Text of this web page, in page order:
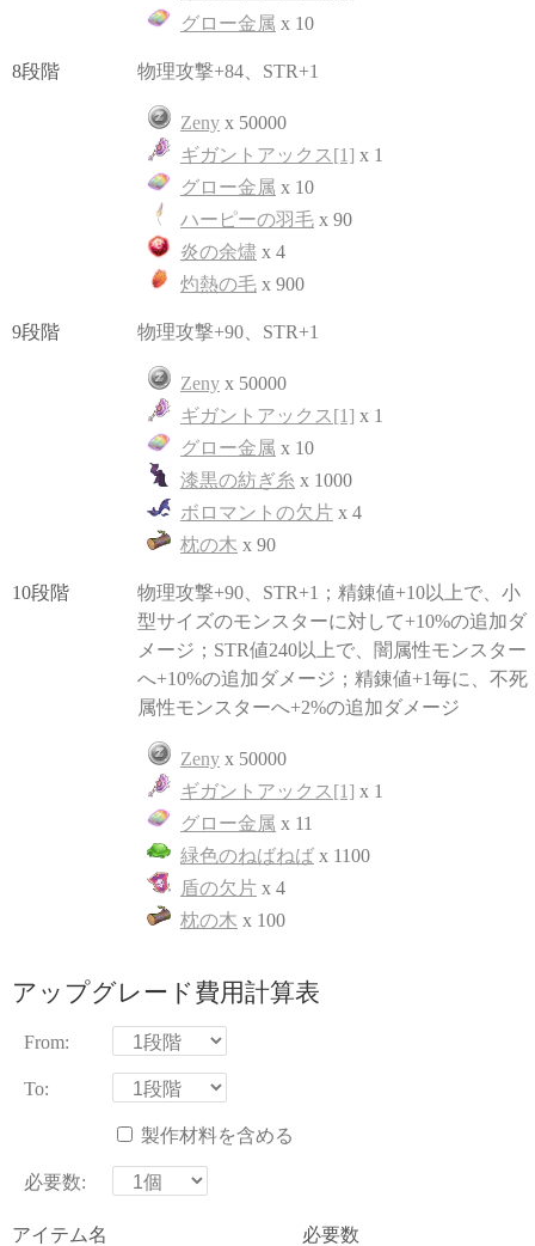
グロー金属 x 10
8段階 物理攻撃+84、STR+1
Zeny x 50000
ギガントアックス[1] x 1
グロー金属 x 10
ハーピーの羽毛 x 90
炎の余燼 x 4
灼熱の毛 x 900
9段階 物理攻撃+90、STR+1
Zeny x 50000
ギガントアックス[1] x 1
グロー金属 x 10
漆黒の紡ぎ糸 x 1000
ボロマントの欠片 x 4
枕の木 x 90
10段階
物理攻撃+90、STR+1；精錬値+10以上で、小
型サイズのモンスターに対して+10%の追加ダ
メージ；STR値240以上で、闇属性モンスター
へ+10%の追加ダメージ；精錬値+1毎に、不死
属性モンスターへ+2%の追加ダメージ
Zeny x 50000
ギガントアックス[1] x 1
グロー金属 x 11
緑色のねばねば x 1100
盾の欠片 x 4
枕の木 x 100
アップグレード費用計算表
From:
To:
製作材料を含める
必要数:
アイテム名 必要数